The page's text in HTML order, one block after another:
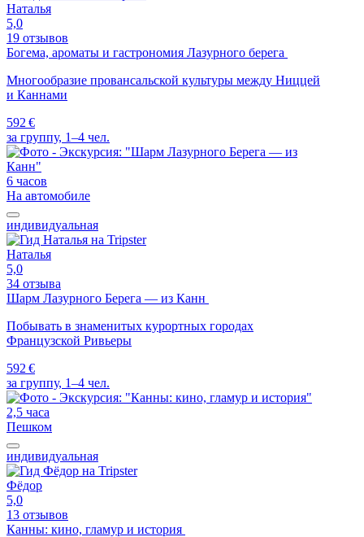
Наталья
5,0
19 отзывов
Богема, ароматы и гастрономия Лазурного берега
Многообразие провансальской культуры между Ниццей
и Каннами
592 €
за группу, 1–4 чел.
6 часов
На автомобиле
индивидуальная
Наталья
5,0
34 отзыва
Шарм Лазурного Берега — из Канн
Побывать в знаменитых курортных городах
Французской Ривьеры
592 €
за группу, 1–4 чел.
2,5 часа
Пешком
индивидуальная
Фёдор
5,0
13 отзывов
Канны: кино, гламур и история